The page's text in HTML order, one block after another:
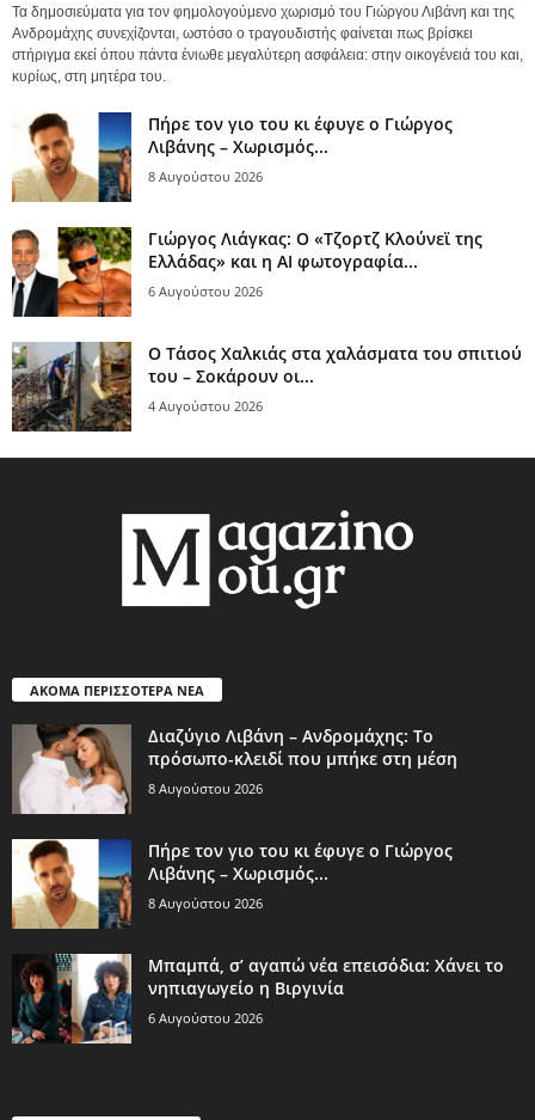
Τα δημοσιεύματα για τον φημολογούμενο χωρισμό του Γιώργου Λιβάνη και της
Ανδρομάχης συνεχίζονται, ωστόσο ο τραγουδιστής φαίνεται πως βρίσκει
στήριγμα εκεί όπου πάντα ένιωθε μεγαλύτερη ασφάλεια: στην οικογένειά του και,
κυρίως, στη μητέρα του.
Πήρε τον γιο του κι έφυγε ο Γιώργος
Λιβάνης – Χωρισμός...
8 Αυγούστου 2026
Γιώργος Λιάγκας: Ο «Τζορτζ Κλούνεϊ της
Ελλάδας» και η AI φωτογραφία...
6 Αυγούστου 2026
Ο Τάσος Χαλκιάς στα χαλάσματα του σπιτιού
του – Σοκάρουν οι...
4 Αυγούστου 2026
ΑΚΟΜΑ ΠΕΡΙΣΣΟΤΕΡΑ ΝΕΑ
Διαζύγιο Λιβάνη – Ανδρομάχης: Το
πρόσωπο-κλειδί που μπήκε στη μέση
8 Αυγούστου 2026
Πήρε τον γιο του κι έφυγε ο Γιώργος
Λιβάνης – Χωρισμός...
8 Αυγούστου 2026
Μπαμπά, σ’ αγαπώ νέα επεισόδια: Χάνει το
νηπιαγωγείο η Βιργινία
6 Αυγούστου 2026